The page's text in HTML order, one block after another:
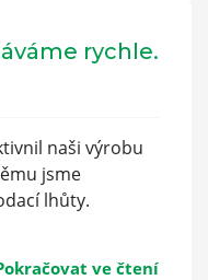
rychle.
naši výrobu
jsme
lhůty.
ve čtení